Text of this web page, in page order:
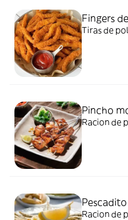
Fingers
Tiras de
Pincho
Racion de
Racion de